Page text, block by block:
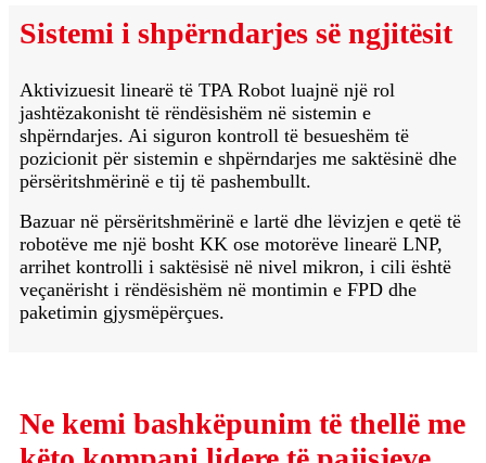
Sistemi i shpërndarjes së ngjitësit
Aktivizuesit linearë të TPA Robot luajnë një rol
jashtëzakonisht të rëndësishëm në sistemin e
shpërndarjes. Ai siguron kontroll të besueshëm të
pozicionit për sistemin e shpërndarjes me saktësinë dhe
përsëritshmërinë e tij të pashembullt.
Bazuar në përsëritshmërinë e lartë dhe lëvizjen e qetë të
robotëve me një bosht KK ose motorëve linearë LNP,
arrihet kontrolli i saktësisë në nivel mikron, i cili është
veçanërisht i rëndësishëm në montimin e FPD dhe
paketimin gjysmëpërçues.
Ne kemi bashkëpunim të thellë me